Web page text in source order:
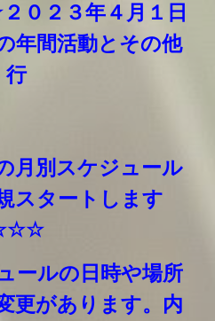
２０２３年４月１日
年間活動とその他
行
スケジュール
スタートします
ールの日時や場所
更があります。内